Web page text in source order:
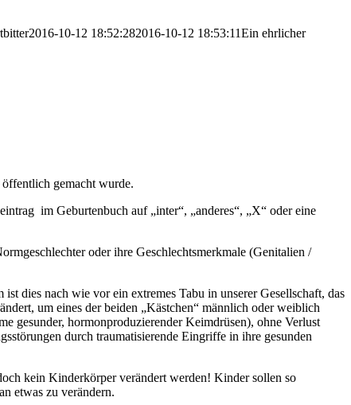
2016-10-12 18:52:282016-10-12 18:53:11Ein ehrlicher
gemacht wurde.
im Geburtenbuch auf „inter“, „anderes“, „X“ oder eine
oder ihre Geschlechtsmerkmale (Genitalien /
dies nach wie vor ein extremes Tabu in unserer Gesellschaft, das
um eines der beiden „Kästchen“ männlich oder weiblich
gesunder, hormonproduzierender Keimdrüsen), ohne Verlust
durch traumatisierende Eingriffe in ihre gesunden
kein Kinderkörper verändert werden! Kinder sollen so
etwas zu verändern.